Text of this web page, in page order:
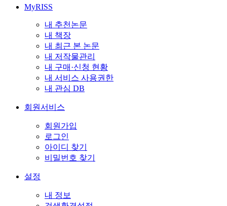
MyRISS
내 추천논문
내 책장
내 최근 본 논문
내 저작물관리
내 구매·신청 현황
내 서비스 사용권한
내 관심 DB
회원서비스
회원가입
로그인
아이디 찾기
비밀번호 찾기
설정
내 정보